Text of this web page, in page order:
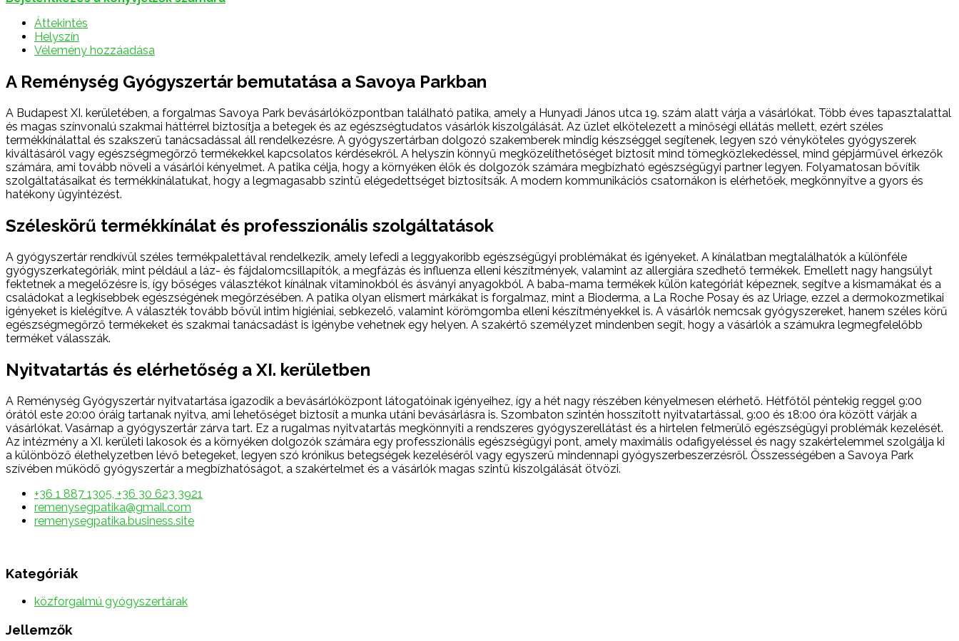
Áttekintés
Helyszín
Vélemény hozzáadása
A Reménység Gyógyszertár bemutatása a Savoya Parkban
A Budapest XI. kerületében, a forgalmas Savoya Park bevásárlóközpontban található patika, amely a Hunyadi János utca 19. szám alatt várja a vásárlókat. Több éves tapasztalattal
és magas színvonalú szakmai háttérrel biztosítja a betegek és az egészségtudatos vásárlók kiszolgálását. Az üzlet elkötelezett a minőségi ellátás mellett, ezért széles
termékkínálattal és szakszerű tanácsadással áll rendelkezésre. A gyógyszertárban dolgozó szakemberek mindig készséggel segítenek, legyen szó vényköteles gyógyszerek
kiváltásáról vagy egészségmegőrző termékekkel kapcsolatos kérdésekről. A helyszín könnyű megközelíthetőséget biztosít mind tömegközlekedéssel, mind gépjárművel érkezők
számára, ami tovább növeli a vásárlói kényelmet. A patika célja, hogy a környéken élők és dolgozók számára megbízható egészségügyi partner legyen. Folyamatosan bővítik
szolgáltatásaikat és termékkínálatukat, hogy a legmagasabb szintű elégedettséget biztosítsák. A modern kommunikációs csatornákon is elérhetőek, megkönnyítve a gyors és
hatékony ügyintézést.
Széleskörű termékkínálat és professzionális szolgáltatások
A gyógyszertár rendkívül széles termékpalettával rendelkezik, amely lefedi a leggyakoribb egészségügyi problémákat és igényeket. A kínálatban megtalálhatók a különféle
gyógyszerkategóriák, mint például a láz- és fájdalomcsillapítók, a megfázás és influenza elleni készítmények, valamint az allergiára szedhető termékek. Emellett nagy hangsúlyt
fektetnek a megelőzésre is, így bőséges választékot kínálnak vitaminokból és ásványi anyagokból. A baba-mama termékek külön kategóriát képeznek, segítve a kismamákat és a
családokat a legkisebbek egészségének megőrzésében. A patika olyan elismert márkákat is forgalmaz, mint a Bioderma, a La Roche Posay és az Uriage, ezzel a dermokozmetikai
igényeket is kielégítve. A választék tovább bővül intim higiéniai, sebkezelő, valamint körömgomba elleni készítményekkel is. A vásárlók nemcsak gyógyszereket, hanem széles körű
egészségmegőrző termékeket és szakmai tanácsadást is igénybe vehetnek egy helyen. A szakértő személyzet mindenben segít, hogy a vásárlók a számukra legmegfelelőbb
terméket válasszák.
Nyitvatartás és elérhetőség a XI. kerületben
A Reménység Gyógyszertár nyitvatartása igazodik a bevásárlóközpont látogatóinak igényeihez, így a hét nagy részében kényelmesen elérhető. Hétfőtől péntekig reggel 9:00
órától este 20:00 óráig tartanak nyitva, ami lehetőséget biztosít a munka utáni bevásárlásra is. Szombaton szintén hosszított nyitvatartással, 9:00 és 18:00 óra között várják a
vásárlókat. Vasárnap a gyógyszertár zárva tart. Ez a rugalmas nyitvatartás megkönnyíti a rendszeres gyógyszerellátást és a hirtelen felmerülő egészségügyi problémák kezelését.
Az intézmény a XI. kerületi lakosok és a környéken dolgozók számára egy professzionális egészségügyi pont, amely maximális odafigyeléssel és nagy szakértelemmel szolgálja ki
a különböző élethelyzetben lévő betegeket, legyen szó krónikus betegségek kezeléséről vagy egyszerű mindennapi gyógyszerbeszerzésről. Összességében a Savoya Park
szívében működő gyógyszertár a megbízhatóságot, a szakértelmet és a vásárlók magas szintű kiszolgálását ötvözi.
+36 1 887 1305, +36 30 623 3921
remenysegpatika@gmail.com
remenysegpatika.business.site
Kategóriák
közforgalmú gyógyszertárak
Jellemzők